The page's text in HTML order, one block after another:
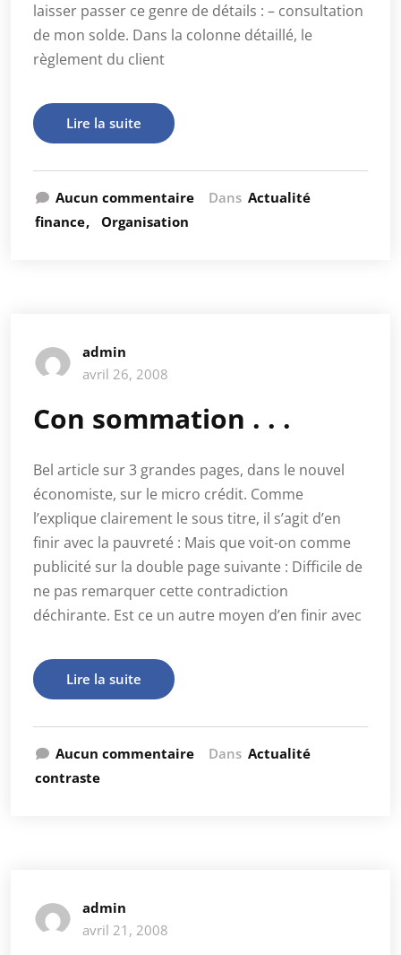
laisser passer ce genre de détails : – consultation
de mon solde. Dans la colonne détaillé, le
règlement du client
Lire la suite
Aucun commentaire Dans Actualité
finance
Organisation
admin
avril 26, 2008
Con sommation . . .
Bel article sur 3 grandes pages, dans le nouvel
économiste, sur le micro crédit. Comme
l’explique clairement le sous titre, il s’agit d’en
finir avec la pauvreté : Mais que voit-on comme
publicité sur la double page suivante : Difficile de
ne pas remarquer cette contradiction
déchirante. Est ce un autre moyen d’en finir avec
Lire la suite
Aucun commentaire Dans Actualité
contraste
admin
avril 21, 2008